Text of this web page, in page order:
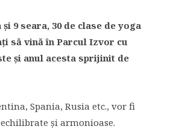
9 seara, 30 de clase de yoga
să vină în Parcul Izvor cu
și anul acesta sprijinit de
Spania, Rusia etc., vor fi
și armonioase.